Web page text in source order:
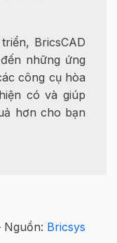
BricsCAD
những ứng
công cụ hòa
có và giúp
hơn cho bạn
Nguồn: Bricsys